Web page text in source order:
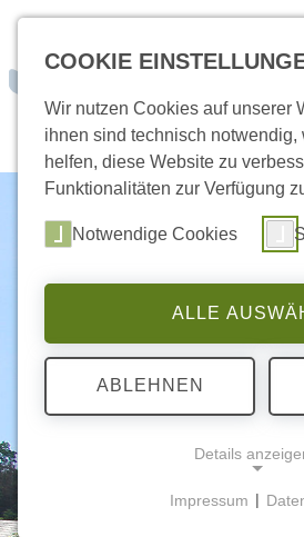
COOKIE
Wir nutzen Cookies auf unserer
ihnen sind technisch notwendig,
helfen, diese Website zu
Funktionalitäten zur Verfügung
Notwendige Cookies
ALLE
ABLEHNEN
Details
Impressum |